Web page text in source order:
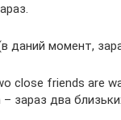
даний момент,
close friends are
зараз два